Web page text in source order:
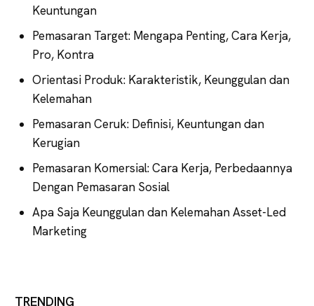
Keuntungan
Pemasaran Target: Mengapa Penting, Cara Kerja,
Pro, Kontra
Orientasi Produk: Karakteristik, Keunggulan dan
Kelemahan
Pemasaran Ceruk: Definisi, Keuntungan dan
Kerugian
Pemasaran Komersial: Cara Kerja, Perbedaannya
Dengan Pemasaran Sosial
Apa Saja Keunggulan dan Kelemahan Asset-Led
Marketing
TRENDING